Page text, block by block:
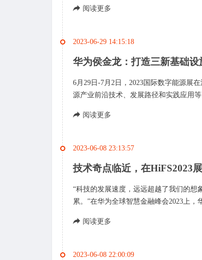
阅读更多
2023-06-29 14:15:18
华为侯金龙：打造三新基础
6月29日-7月2日，2023国际数字能源展
源产业前沿技术、发展路径和实践应用
阅读更多
2023-06-08 23:13:57
技术奇点临近，在HiFS2023
“科技的发展速度，远远超越了我们的想
累。”在华为全球智慧金融峰会2023上
阅读更多
2023-06-08 22:00:09